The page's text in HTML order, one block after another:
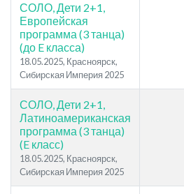
СОЛО, Дети 2+1,
Европейская
программа (3 танца)
(до E класса)
18.05.2025, Красноярск,
Сибирская Империя 2025
СОЛО, Дети 2+1,
Латиноамериканская
программа (3 танца)
(E класс)
18.05.2025, Красноярск,
Сибирская Империя 2025